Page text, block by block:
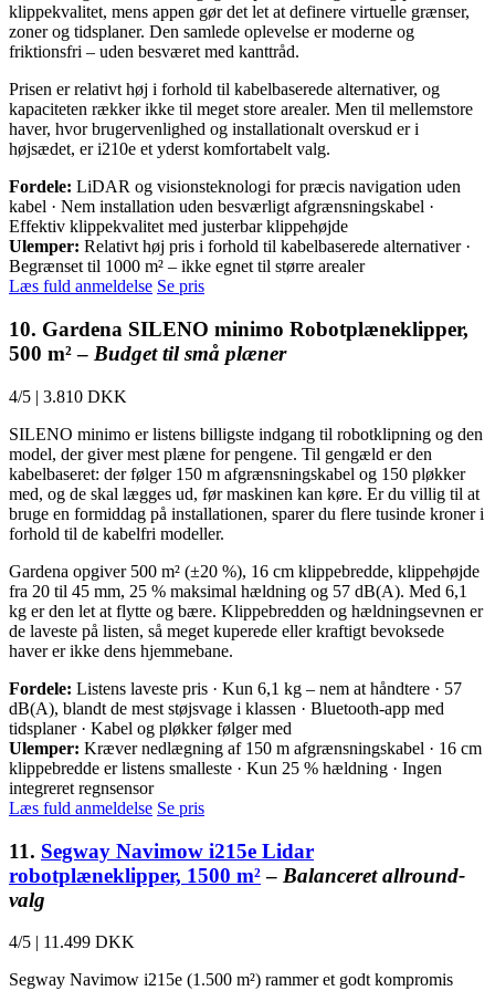
klippekvalitet, mens appen gør det let at definere virtuelle grænser,
zoner og tidsplaner. Den samlede oplevelse er moderne og
friktionsfri – uden besværet med kanttråd.
Prisen er relativt høj i forhold til kabelbaserede alternativer, og
kapaciteten rækker ikke til meget store arealer. Men til mellemstore
haver, hvor brugervenlighed og installationalt overskud er i
højsædet, er i210e et yderst komfortabelt valg.
Fordele: LiDAR og visionsteknologi for præcis navigation uden
kabel · Nem installation uden besværligt afgrænsningskabel ·
Effektiv klippekvalitet med justerbar klippehøjde
Ulemper: Relativt høj pris i forhold til kabelbaserede alternativer ·
Begrænset til 1000 m² – ikke egnet til større arealer
Læs fuld anmeldelse Se pris
10. Gardena SILENO minimo Robotplæneklipper,
500 m² – Budget til små plæner
4/5 | 3.810 DKK
SILENO minimo er listens billigste indgang til robotklipning og den
model, der giver mest plæne for pengene. Til gengæld er den
kabelbaseret: der følger 150 m afgrænsningskabel og 150 pløkker
med, og de skal lægges ud, før maskinen kan køre. Er du villig til at
bruge en formiddag på installationen, sparer du flere tusinde kroner i
forhold til de kabelfri modeller.
Gardena opgiver 500 m² (±20 %), 16 cm klippebredde, klippehøjde
fra 20 til 45 mm, 25 % maksimal hældning og 57 dB(A). Med 6,1
kg er den let at flytte og bære. Klippebredden og hældningsevnen er
de laveste på listen, så meget kuperede eller kraftigt bevoksede
haver er ikke dens hjemmebane.
Fordele: Listens laveste pris · Kun 6,1 kg – nem at håndtere · 57
dB(A), blandt de mest støjsvage i klassen · Bluetooth-app med
tidsplaner · Kabel og pløkker følger med
Ulemper: Kræver nedlægning af 150 m afgrænsningskabel · 16 cm
klippebredde er listens smalleste · Kun 25 % hældning · Ingen
integreret regnsensor
Læs fuld anmeldelse Se pris
11. Segway Navimow i215e Lidar
robotplæneklipper, 1500 m²– Balanceret allround-
valg
4/5 | 11.499 DKK
Segway Navimow i215e (1.500 m²) rammer et godt kompromis